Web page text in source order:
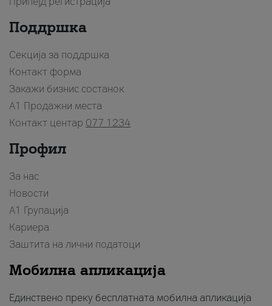
Поддршка
Секција за поддршка
Контакт форма
Закажи бизнис состанок
A1 Продажни места
Контакт центар 077 1234
Профил
За нас
Новости
А1 Групација
Кариера
Заштита на лични податоци
Мобилна апликација
Единствено преку бесплатната мобилна апликација